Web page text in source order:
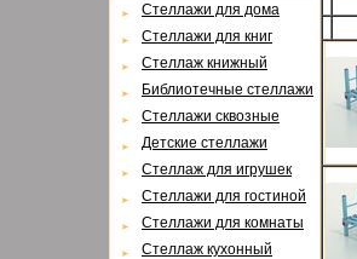
Cтеллажи для дома
Cтеллажи для книг
Стеллаж книжный
Библиотечные стеллажи
Стеллажи сквозные
Детские стеллажи
Стеллаж для игрушек
Стеллажи для гостиной
Стеллажи для комнаты
Cтеллаж кухонный